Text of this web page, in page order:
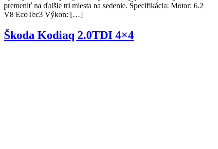
premeniť na ďalšie tri miesta na sedenie. Špecifikácia: Motor: 6.2
V8 EcoTec3 Výkon: […]
Škoda Kodiaq 2.0TDI 4×4